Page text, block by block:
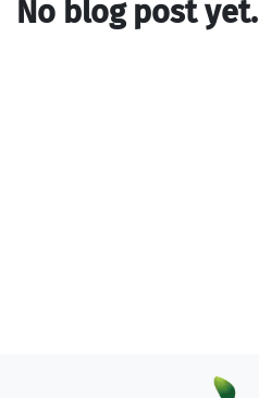
No blog post yet.